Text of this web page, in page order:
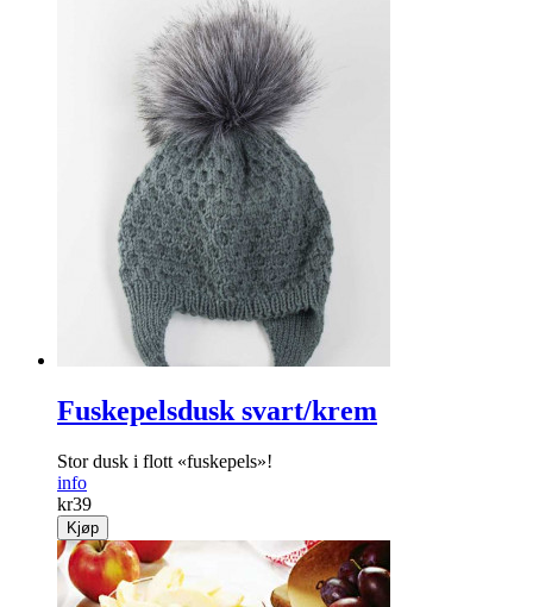
Fuskepelsdusk svart/krem
Stor dusk i flott «fuskepels»!
info
kr39
Kjøp